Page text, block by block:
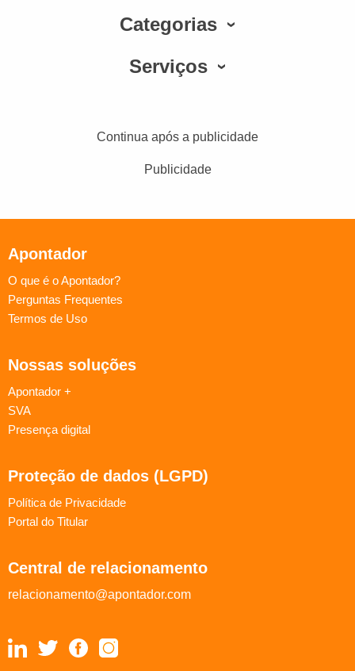
Categorias
Serviços
Continua após a publicidade
Publicidade
Apontador
O que é o Apontador?
Perguntas Frequentes
Termos de Uso
Nossas soluções
Apontador +
SVA
Presença digital
Proteção de dados (LGPD)
Política de Privacidade
Portal do Titular
Central de relacionamento
relacionamento@apontador.com